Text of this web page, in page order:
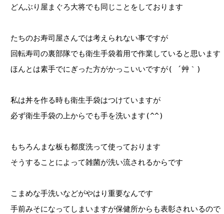
どんぶり屋まぐろ大将でも同じことをしております
たちのお寿司屋さんでは考えられない事ですが
回転寿司の裏部隊でも衛生手袋着用で作業していると思います
ほんとは素手でにぎった方がかっこいいですが( ´艸｀)
私は丼を作る時も衛生手袋はつけていますが
必ず衛生手袋の上からでも手を洗います(^^)
もちろんまな板も都度洗って使っております
そうすることによって雑菌が洗い流されるからです
こまめな手洗いなどがやはり重要なんです
手前みそになってしまいますが保健所からも表彰されいるので